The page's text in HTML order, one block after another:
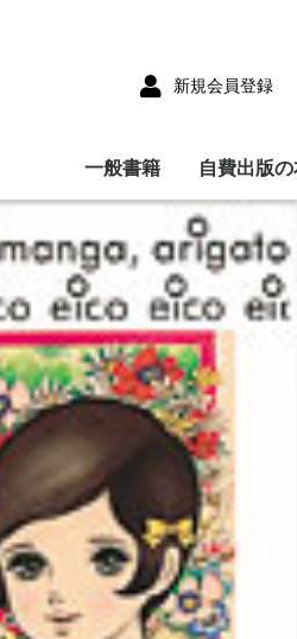
新規会員登録
一般書籍
児童書(童話・絵本・
紙芝居)
雑貨付き書籍
小説・フィクション
サブカルチャー
教育・思想・科学・哲
学
エッセイ・ノンフィク
ション
ガイド・紀行・歴史
画集・美術・工芸
趣味・実用・娯楽
自費出版
画集
ポストカ
ョン
CD-ROM
児童書(童
紙芝居)
エッセイ
ション
小説・フ
教育・思
学
ビジネス
ガイド・
趣味・実
写真集